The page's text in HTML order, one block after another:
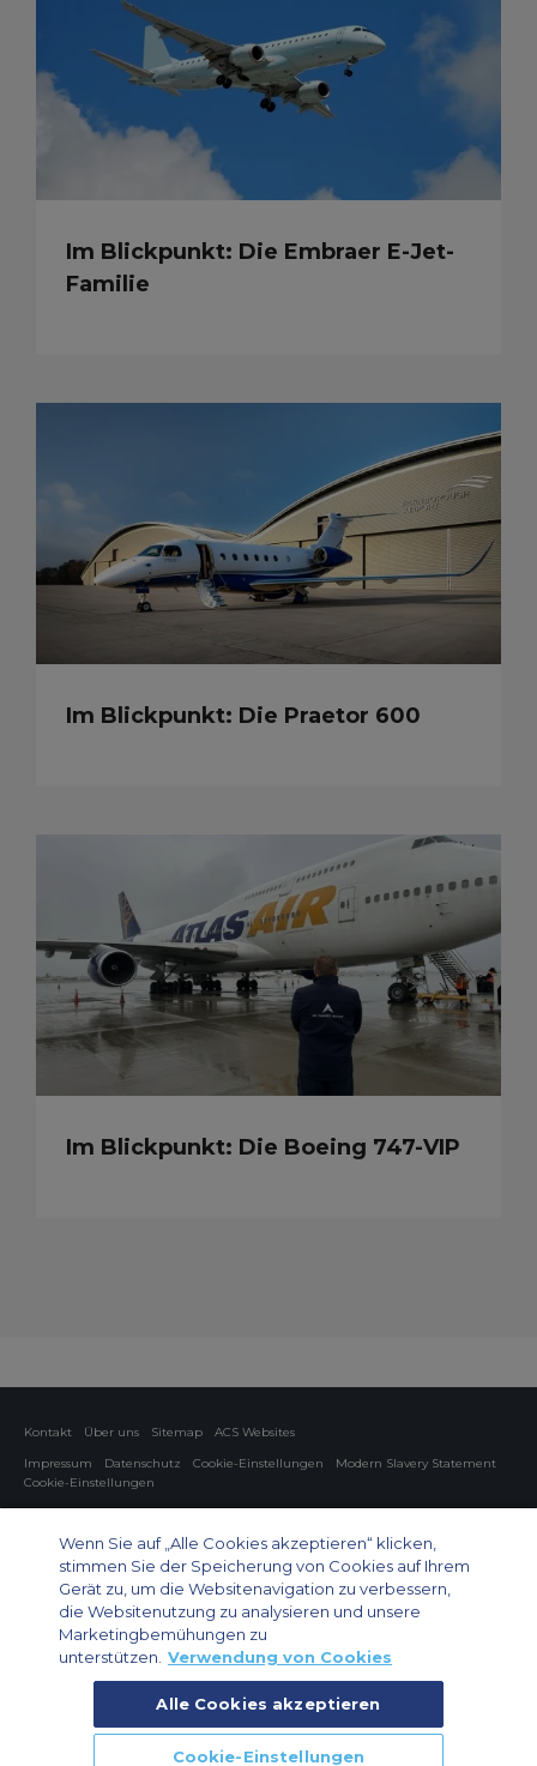
Im Blickpunkt: Die Embraer E-Jet-
Familie
Im Blickpunkt: Die Praetor 600
Im Blickpunkt: Die Boeing 747-VIP
Kontakt Über uns Sitemap
ACS Websites
Impressum
Datenschutz Cookie-Einstellungen
Modern Slavery Statement
Cookie-Einstellungen
Charter von Privatflugzeugen
Gruppen-Charterflüge
Cargo Charter
Private Charter App
© 2026 Air Charter Service GmbH | Opernplatz 14, 60313, Frankfurt
Wenn Sie auf „Alle Cookies akzeptieren“ klicken,
stimmen Sie der Speicherung von Cookies auf Ihrem
Gerät zu, um die Websitenavigation zu verbessern,
die Websitenutzung zu analysieren und unsere
Marketingbemühungen zu
unterstützen. Verwendung von Cookies
Alle Cookies akzeptieren
Cookie-Einstellungen